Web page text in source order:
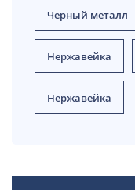
Черный металл
Нержавейка
Нержавейка